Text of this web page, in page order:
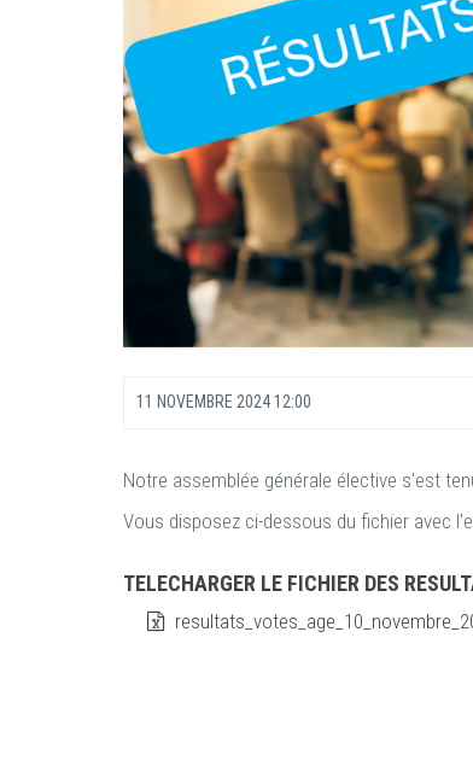
11 NOVEMBRE 2024 12:00
Notre assemblée générale élective s'est
Vous disposez ci-dessous du fichier avec
TELECHARGER LE FICHIER DES